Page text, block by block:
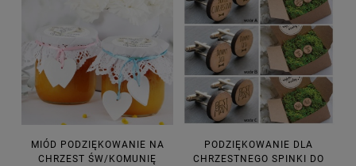
MIÓD PODZIĘKOWANIE NA
CHRZEST ŚW/KOMUNIĘ
PODZIĘKOWANIE DLA
CHRZESTNEGO SPINKI DO